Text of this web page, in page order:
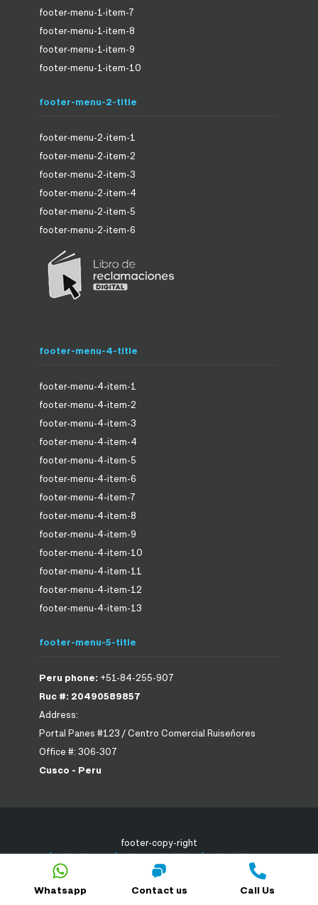
Whatsapp Contact us Call Us
footer-menu-1-item-7
footer-menu-1-item-8
footer-menu-1-item-9
footer-menu-1-item-10
footer-menu-2-title
footer-menu-2-item-1
footer-menu-2-item-2
footer-menu-2-item-3
footer-menu-2-item-4
footer-menu-2-item-5
footer-menu-2-item-6
footer-menu-4-title
footer-menu-4-item-1
footer-menu-4-item-2
footer-menu-4-item-3
footer-menu-4-item-4
footer-menu-4-item-5
footer-menu-4-item-6
footer-menu-4-item-7
footer-menu-4-item-8
footer-menu-4-item-9
footer-menu-4-item-10
footer-menu-4-item-11
footer-menu-4-item-12
footer-menu-4-item-13
footer-menu-5-title
Peru phone: +51-84-255-907
Ruc #: 20490589857
Address:
Portal Panes #123 / Centro Comercial Ruiseñores
Office #: 306-307
Cusco - Peru
footer-copy-right
footer-terms-footer-contact-us-footer-site-map